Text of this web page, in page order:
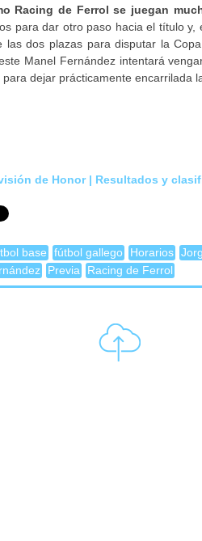
Racing de Ferrol se juegan
para dar otro paso hacia el título y,
las dos plazas para disputar la
Manel Fernández intentará
para dejar prácticamente encarrilada
de Honor | Resultados y
base fútbol gallego Horarios
Previa Racing de Ferrol